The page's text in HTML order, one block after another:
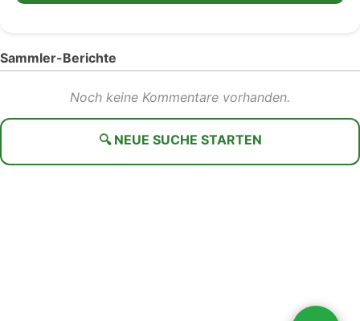
Sammler-Berichte
Noch keine Kommentare vorhanden.
🔍 NEUE SUCHE STARTEN